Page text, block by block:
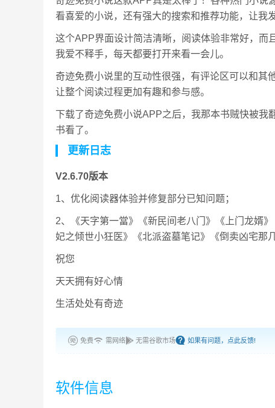
看喜爱的小说，还有强大的搜索和推荐功能，让我
这个APP界面设计简洁清晰，阅读体验非常好，而
我爱不释手，每天都要打开来看一会儿。
奇迹免费小说里的互动性很强，有评论区可以和其
让整个阅读过程更加有趣和参与感。
下载了奇迹免费小说APP之后，我那本书贼快被
书看了。
更新日志
V2.6.70版本
1、优化阅读器体验并修复部分已知问题；
2、《天字第一當》《新民间老八门》《上门龙婿
妃之倾世小狂医》《北派盗墓笔记》《倒卖凶宅那
祝您
天天拥有好心情
生活处处有奇迹
免费 需网络 无需谷歌市场 如果有问题，点此反馈!
软件信息